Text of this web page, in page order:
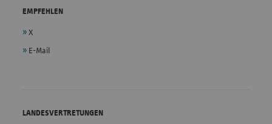
EMPFEHLEN
X
E-Mail
LANDESVERTRETUNGEN